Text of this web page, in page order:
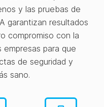
y las pruebas de
garantizan resultados
compromiso con la
empresas para que
de seguridad y
sano.